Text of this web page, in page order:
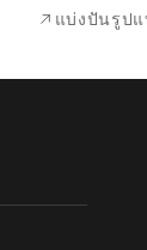
แบ่งปันรูป